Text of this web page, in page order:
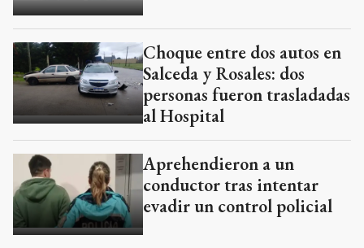
Choque entre dos autos en
Salceda y Rosales: dos
personas fueron trasladadas
al Hospital
Aprehendieron a un
conductor tras intentar
evadir un control policial